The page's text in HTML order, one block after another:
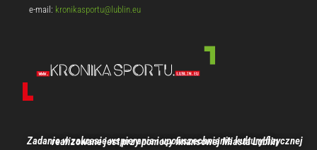
e-mail: kronikasportu@lublin.eu
Zadanie w zakresie wspierania i upowszechniania kultury fizycznej realizowane jest przy pomocy finansowej Miasta Lublin